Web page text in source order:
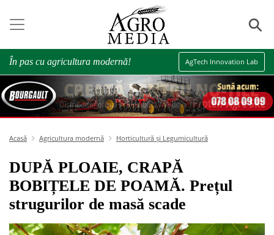
⚲
În pas cu agricultura modernă! AgTech Innovation Lab
Acasă Agricultura modernă Horticultură și Legumicultură
DUPĂ PLOAIE, CRAPĂ
BOBIȚELE DE POAMĂ. Prețul
strugurilor de masă scade